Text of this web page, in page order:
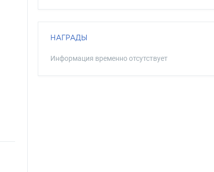
НАГРАДЫ
Информация временно отсутствует